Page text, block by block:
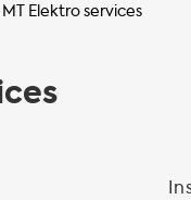
MT Elektro services